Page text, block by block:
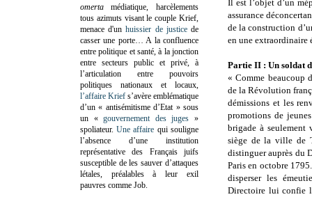
Il est l’objet d’un
assurance
de la construction
en une extraordinaire
Partie II : Un soldat
« Comme beaucoup
de la Révolution
démissions et les
promotions de
brigade à seulement
siège de la ville de
distinguer auprès du
Paris en octobre
disperser les
Directoire lui confie
omertamédiatique, harcèlements
tous azimuts visant le couple Krief,
menace d'unhuissier de justicede
casser une porte… A la confluence
entre politique et santé, à la jonction
entre secteurs public et privé, à
l’articulation entre pouvoirs
politiques nationaux et locaux,
l’affaire Krief s’avère emblématique
d’un « antisémitisme d’Etat » sous
un «gouvernement des juges »
spoliateur.Une affaire qui souligne
l’absence d’une institution
représentative des Français juifs
susceptible de les sauver d’attaques
létales, préalables à leur exil
pauvres comme Job.